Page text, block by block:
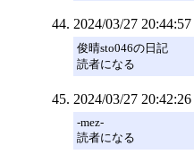
2024/03/27 20:44:57
俊晴sto046の日記
読者になる
2024/03/27 20:42:26
-mez-
読者になる